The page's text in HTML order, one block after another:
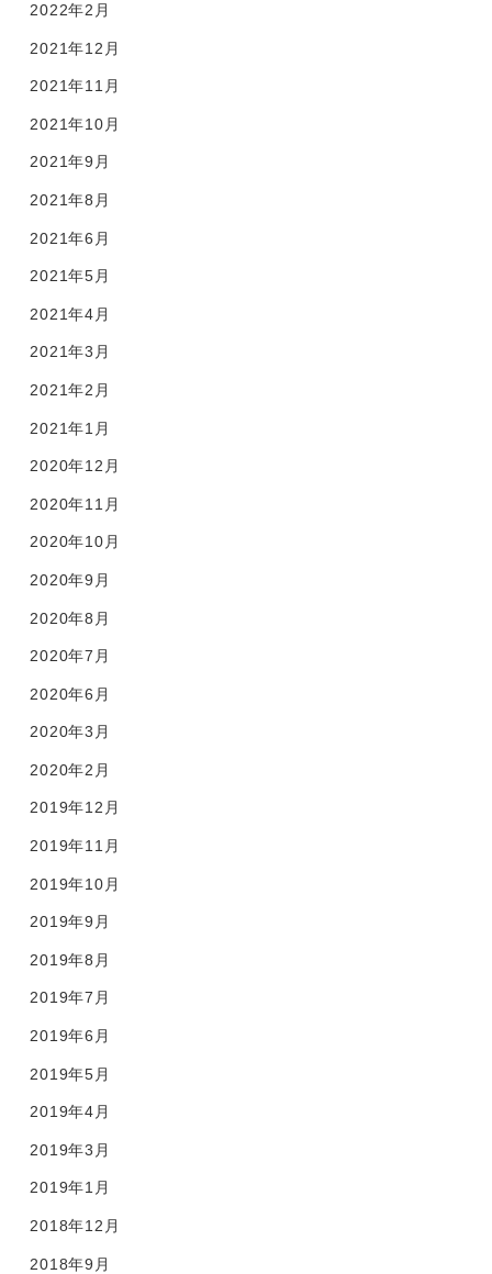
2022年2月
2021年12月
2021年11月
2021年10月
2021年9月
2021年8月
2021年6月
2021年5月
2021年4月
2021年3月
2021年2月
2021年1月
2020年12月
2020年11月
2020年10月
2020年9月
2020年8月
2020年7月
2020年6月
2020年3月
2020年2月
2019年12月
2019年11月
2019年10月
2019年9月
2019年8月
2019年7月
2019年6月
2019年5月
2019年4月
2019年3月
2019年1月
2018年12月
2018年9月